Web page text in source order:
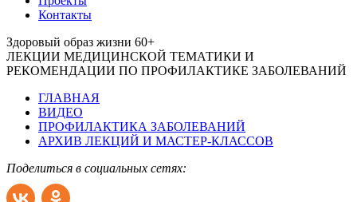
Контакты
Здоровый образ жизни 60+
ЛЕКЦИИ МЕДИЦИНСКОЙ ТЕМАТИКИ И
РЕКОМЕНДАЦИИ ПО ПРОФИЛАКТИКЕ ЗАБОЛЕВАНИЙ
ГЛАВНАЯ
ВИДЕО
ПРОФИЛАКТИКА ЗАБОЛЕВАНИЙ
АРХИВ ЛЕКЦИЙ И МАСТЕР-КЛАССОВ
Поделиться в социальных сетях: